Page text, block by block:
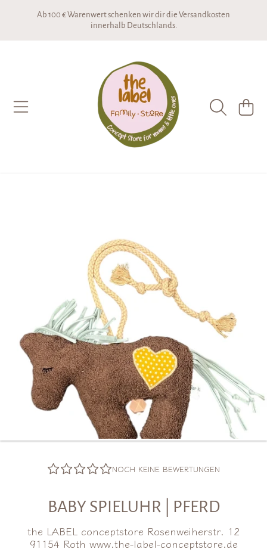
DIREKT ZUM INHALT
Ab 100 € Warenwert schenken wir dir die Versandkosten
innerhalb Deutschlands.
NOCH KEINE BEWERTUNGEN
BABY SPIELUHR | PFERD
the LABEL conceptstore Rosenweiherstr. 12
91154 Roth www.the-label-conceptstore.de